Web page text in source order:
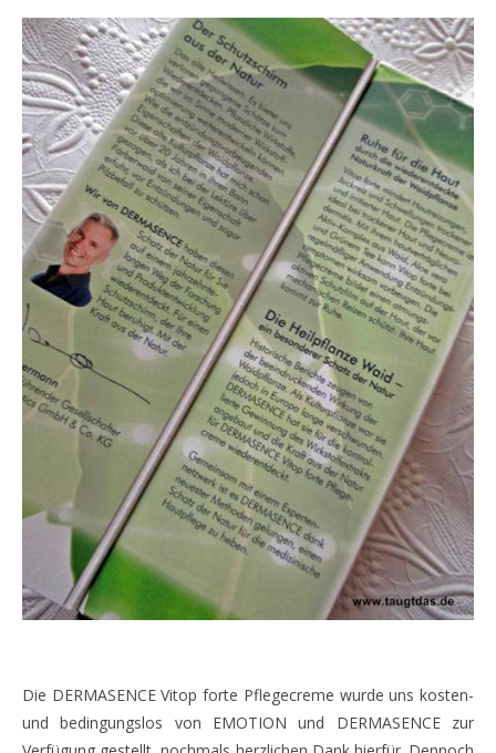
Die DERMASENCE Vitop forte Pflegecreme wurde uns kosten-
und bedingungslos von EMOTION und DERMASENCE zur